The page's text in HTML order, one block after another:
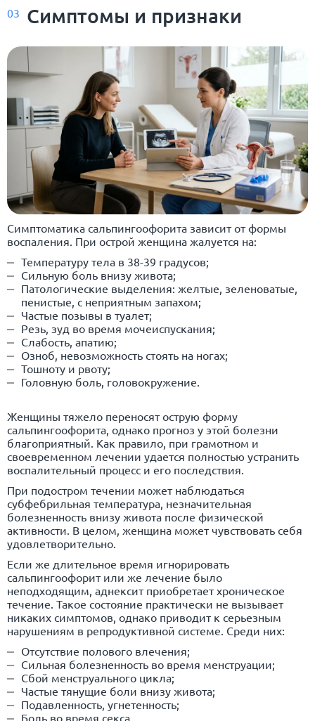
03 Симптомы и признаки
Симптоматика сальпингоофорита зависит от формы
воспаления. При острой женщина жалуется на:
Температуру тела в 38-39 градусов;
Сильную боль внизу живота;
Патологические выделения: желтые, зеленоватые,
пенистые, с неприятным запахом;
Частые позывы в туалет;
Резь, зуд во время мочеиспускания;
Слабость, апатию;
Озноб, невозможность стоять на ногах;
Тошноту и рвоту;
Головную боль, головокружение.
Женщины тяжело переносят острую форму
сальпингоофорита, однако прогноз у этой болезни
благоприятный. Как правило, при грамотном и
своевременном лечении удается полностью устранить
воспалительный процесс и его последствия.
При подостром течении может наблюдаться
субфебрильная температура, незначительная
болезненность внизу живота после физической
активности. В целом, женщина может чувствовать себя
удовлетворительно.
Если же длительное время игнорировать
сальпингоофорит или же лечение было
неподходящим, аднексит приобретает хроническое
течение. Такое состояние практически не вызывает
никаких симптомов, однако приводит к серьезным
нарушениям в репродуктивной системе. Среди них:
Отсутствие полового влечения;
Сильная болезненность во время менструации;
Сбой менструального цикла;
Частые тянущие боли внизу живота;
Подавленность, угнетенность;
Боль во время секса.